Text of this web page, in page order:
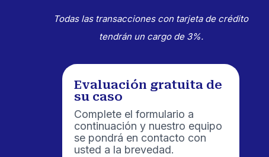
Todas las transacciones con tarjeta de crédito
tendrán un cargo de 3%.
Evaluación gratuita de
su caso
Complete el formulario a
continuación y nuestro equipo
se pondrá en contacto con
usted a la brevedad.